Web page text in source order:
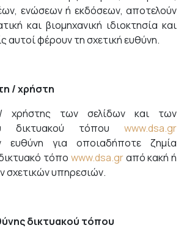
ενώσεων ή εκδόσεων, αποτελούν
και βιομηχανική ιδιοκτησία και
αυτοί φέρουν τη σχετική ευθύνη.
/ χρήστη
χρήστης των σελίδων και των
δικτυακού τόπου www.dsa.gr
ευθύνη για οποιαδήποτε ζημία
τόπο www.dsa.grαπό κακή ή
σχετικών υπηρεσιών.
δικτυακού τόπου